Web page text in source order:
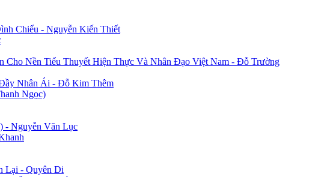
Chiểu - Nguyễn Kiến Thiết
Cho Nền Tiểu Thuyết Hiện Thực Và Nhân Đạo Việt Nam - Đỗ Trường
Nhân Ái - Đỗ Kim Thêm
Ngọc)
- Nguyễn Văn Lục
Lại - Quyên Di